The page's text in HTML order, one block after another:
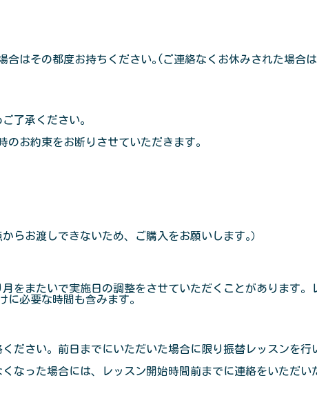
はその都度お持ちください｡(ご連絡なくお休みされた場合
了承ください。
お約束をお断りさせていただきます。
お渡しできないため、ご購入をお願いします｡）
またいで実施日の調整をさせていただくことがあります。
必要な時間も含みます。
さい。前日までにいただいた場合に限り振替レッスンを行
った場合には、レッスン開始時間前までに連絡をいただい